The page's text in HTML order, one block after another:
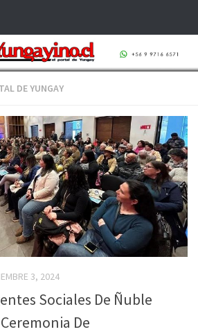
DE YUNGAY
3, 2024
Sociales De Ñuble
De